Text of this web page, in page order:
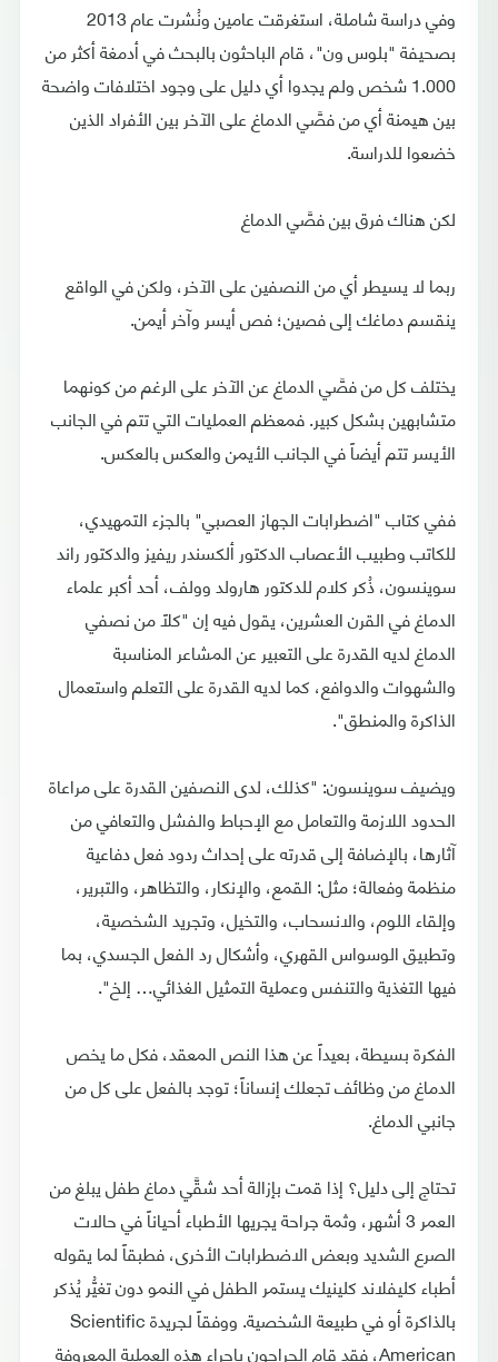
وفي دراسة شاملة، استغرقت عامين ونُشرت عام 2013
بصحيفة "بلوس ون"، قام الباحثون بالبحث في أدمغة أكثر من
1.000 شخص ولم يجدوا أي دليل على وجود اختلافات واضحة
بين هيمنة أي من فصَّي الدماغ على الآخر بين الأفراد الذين
خضعوا للدراسة.
لكن هناك فرق بين فصَّي الدماغ
ربما لا يسيطر أي من النصفين على الآخر، ولكن في الواقع
ينقسم دماغك إلى فصين؛ فص أيسر وآخر أيمن.
يختلف كل من فصَّي الدماغ عن الآخر على الرغم من كونهما
متشابهين بشكل كبير. فمعظم العمليات التي تتم في الجانب
الأيسر تتم أيضاً في الجانب الأيمن والعكس بالعكس.
ففي كتاب "اضطرابات الجهاز العصبي" بالجزء التمهيدي،
للكاتب وطبيب الأعصاب الدكتور ألكسندر ريفيز والدكتور راند
سوينسون، ذُكر كلام للدكتور هارولد وولف، أحد أكبر علماء
الدماغ في القرن العشرين، يقول فيه إن "كلاً من نصفي
الدماغ لديه القدرة على التعبير عن المشاعر المناسبة
والشهوات والدوافع، كما لديه القدرة على التعلم واستعمال
الذاكرة والمنطق".
ويضيف سوينسون: "كذلك، لدى النصفين القدرة على مراعاة
الحدود اللازمة والتعامل مع الإحباط والفشل والتعافي من
آثارها، بالإضافة إلى قدرته على إحداث ردود فعل دفاعية
منظمة وفعالة؛ مثل: القمع، والإنكار، والتظاهر، والتبرير،
وإلقاء اللوم، والانسحاب، والتخيل، وتجريد الشخصية،
وتطبيق الوسواس القهري، وأشكال رد الفعل الجسدي، بما
فيها التغذية والتنفس وعملية التمثيل الغذائي… إلخ".
الفكرة بسيطة، بعيداً عن هذا النص المعقد، فكل ما يخص
الدماغ من وظائف تجعلك إنساناً؛ توجد بالفعل على كل من
جانبي الدماغ.
تحتاج إلى دليل؟ إذا قمت بإزالة أحد شقَّي دماغ طفل يبلغ من
العمر 3 أشهر، وثمة جراحة يجريها الأطباء أحياناً في حالات
الصرع الشديد وبعض الاضطرابات الأخرى، فطبقاً لما يقوله
أطباء كليفلاند كلينيك يستمر الطفل في النمو دون تغيُّر يُذكر
بالذاكرة أو في طبيعة الشخصية. ووفقاً لجريدة Scientific
American، فقد قام الجراحون بإجراء هذه العملية المعروفة